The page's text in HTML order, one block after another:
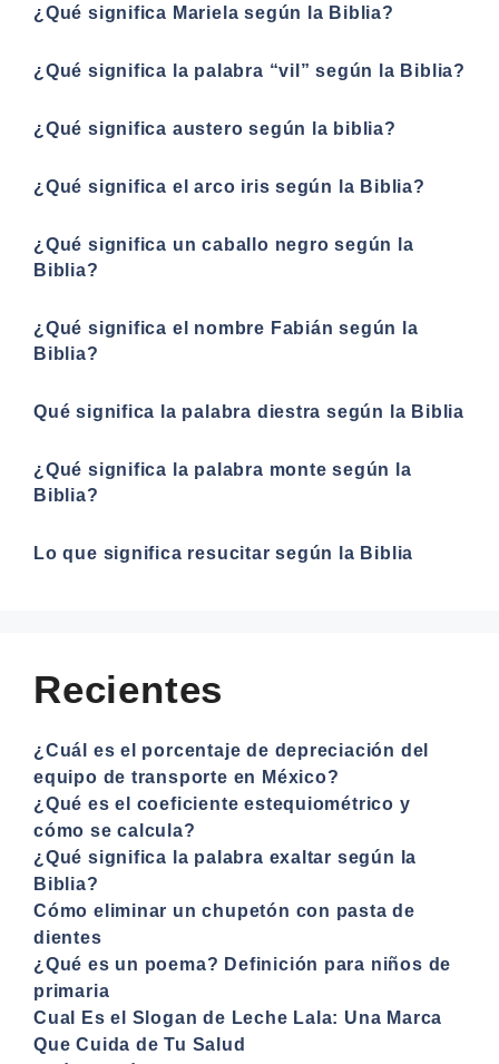
¿Qué significa Mariela según la Biblia?
¿Qué significa la palabra “vil” según la Biblia?
¿Qué significa austero según la biblia?
¿Qué significa el arco iris según la Biblia?
¿Qué significa un caballo negro según la
Biblia?
¿Qué significa el nombre Fabián según la
Biblia?
Qué significa la palabra diestra según la Biblia
¿Qué significa la palabra monte según la
Biblia?
Lo que significa resucitar según la Biblia
Recientes
¿Cuál es el porcentaje de depreciación del
equipo de transporte en México?
¿Qué es el coeficiente estequiométrico y
cómo se calcula?
¿Qué significa la palabra exaltar según la
Biblia?
Cómo eliminar un chupetón con pasta de
dientes
¿Qué es un poema? Definición para niños de
primaria
Cual Es el Slogan de Leche Lala: Una Marca
Que Cuida de Tu Salud